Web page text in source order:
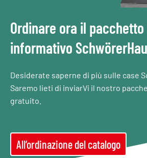
Ordinare ora il pacchetto
informativo
Desiderate saperne di più sulle case
Saremo lieti di inviarVi il nostro
gratuito.
All’ordinazione del catalogo